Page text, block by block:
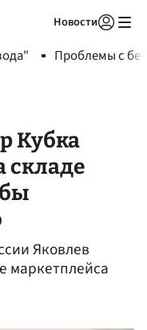
Новости
Проблемы с
Кубка
складе
Яковлев
маркетплейса